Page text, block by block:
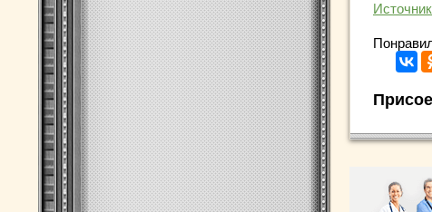
Источник